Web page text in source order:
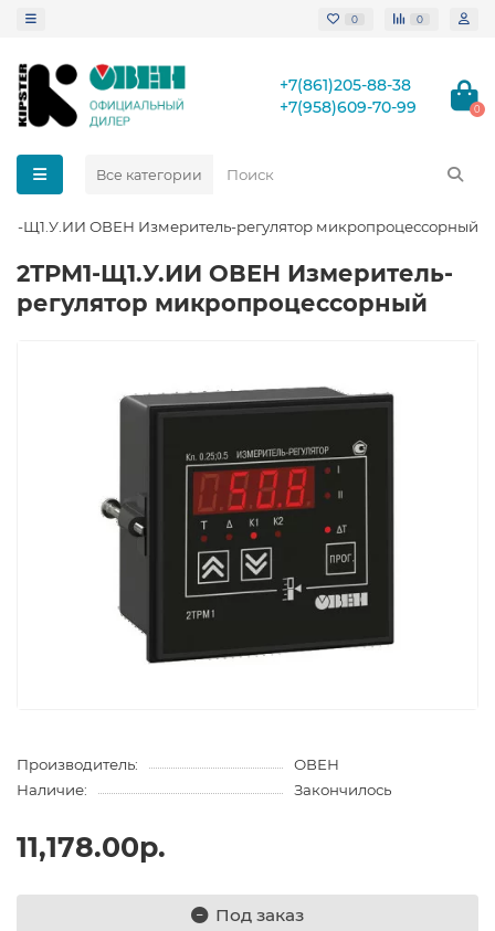
0 0
+7(861)205-88-38
+7(958)609-70-99
0
Все категории
Щ1.У.ИИ ОВЕН Измеритель-регулятор микропроцессорный
2ТРМ1-Щ1.У.ИИ ОВЕН Измеритель-
регулятор микропроцессорный
Производитель:
ОВЕН
Наличие:
Закончилось
11,178.00р.
Под заказ